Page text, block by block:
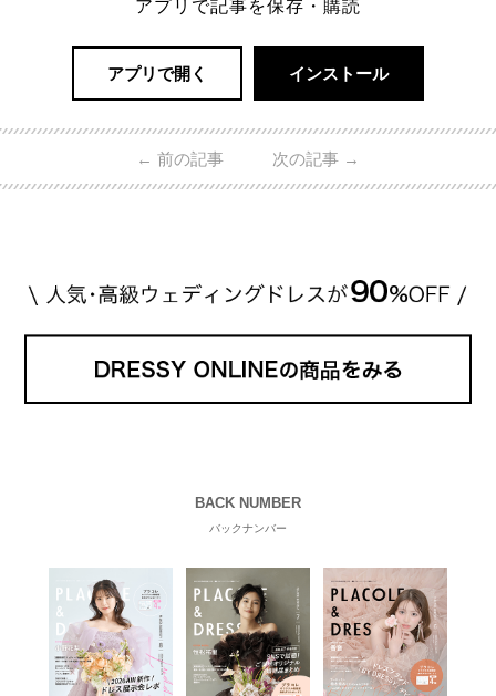
アプリで記事を保存・購読
アプリで開く インストール
← 前の記事 次の記事 →
BACK NUMBER
バックナンバー